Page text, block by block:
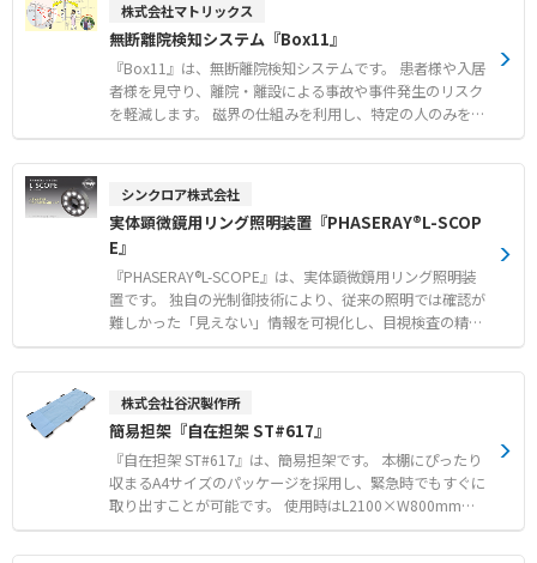
故防止 ●頻繁な抜き差しを必要としない医療用電子機器の
常時接続保護 ●病院施設などの高い信頼性と安全性が求め
られる電源系統の整備
アルタイム遠隔操作機能を備え、エンボディドAIや現実世
界でのロボティクス活用に適した専用プラットフォームを
提供します。 リンク機構式駆動や腱駆動など、用途に合わ
せた複数のモデルを展開し、優れた耐久性と精密な制御性
を実現します。 【特徴】 ●独自開発の関節機構と高速ア
クチュエーション技術による精緻な作業の実現 ●高度なセ
ンシング技術とリアルタイム遠隔操作機能の搭載 ●リンク
の展開 【用途・事例】 ●研究開発や教育機関におけるエ
ンボディドAIの学習および訓練 ●物流や組み立てなどの産
業用途における不規則な物体のハンドリング ●医療補助や
在宅介護、生活支援における繊細な作業の自動化
株式会社マトリックス
無断離院検知システム『Box11』
『Box11』は、無断離院検知システムです。 患者様や入居
者様を見守り、離院・離設による事故や事件発生のリスク
を軽減します。 磁界の仕組みを利用し、特定の人のみを検
知して瞬時にお知らせします。 小型・軽量なICタグを採用
しており、対象者への負担をできる限り抑えたやさしい見
め、複雑な設置工事は不要で簡単に導入できます。 さら
に、スタッフの心理的負担の軽減や、ご家族への安心の提
供により、病院や施設の信頼性向上に貢献します。 【特
徴】 ●磁界の仕組みを利用した特定の人のみの正確な検知
と瞬時のお知らせ ●機器同士の無線通信による複雑な設置
工事が不要な簡単な導入 ●音と光の色で最大5ヶ所まで検
知場所を特定できる専用の信号灯 【用途・事例】 ●病院
トレスフリーな見守り ●人感センサとの組み合わせによる
ICタグを持たない対象者の検知
シンクロア株式会社
実体顕微鏡用リング照明装置『PHASERAY®L-SCOP
E』
『PHASERAY®L-SCOPE』は、実体顕微鏡用リング照明装
置です。 独自の光制御技術により、従来の照明では確認が
難しかった「見えない」情報を可視化し、目視検査の精度
を飛躍的に向上させます。 ハレーションを大幅に抑制して
印字を鮮明に浮き上がらせるほか、金属や樹脂特有のテカ
物混入や基板上のフラックス付着、セラミック基板の微細
な傷など、さまざまな対象物の欠陥を正確に捉えます。 実
体顕微鏡に直接取り付けができる設計のため、既存の検査
環境を活かしたまま導入いただけます。 【特徴】 ●独自
の光制御によるハレーションおよび反射の抑制 ●実体顕微
鏡への容易な取り付けとスムーズな導入 ●テカリを除去し
対象物の微細な傷や汚れを可視化 【用途・事例】 ●錠剤
株式会社谷沢製作所
簡易担架『自在担架 ST#617』
『自在担架 ST#617』は、簡易担架です。 本棚にぴったり
収まるA4サイズのパッケージを採用し、緊急時でもすぐに
取り出すことが可能です。 使用時はL2100×W800mmの
大判サイズとなり、幅広い体格の方の搬送に対応いたしま
す。 足元には落下防止のための袋を備えており、搬送時の